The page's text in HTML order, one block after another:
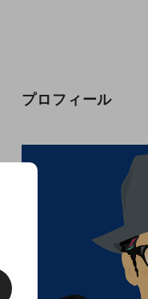
プロフィール